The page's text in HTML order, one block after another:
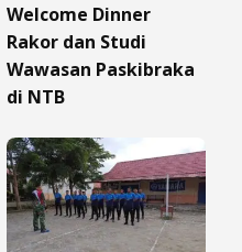
Welcome Dinner
Rakor dan Studi
Wawasan Paskibraka
di NTB